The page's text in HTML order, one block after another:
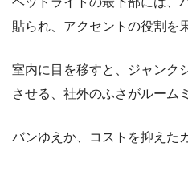
貼られ、アクセントの役割を
室内に目を移すと、ジャンク
させる、社外のふさがルーム
バンゆえか、コストを抑えた